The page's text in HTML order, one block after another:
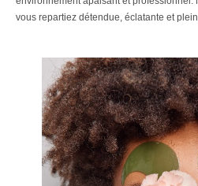
vous repartiez détendue, éclatante et